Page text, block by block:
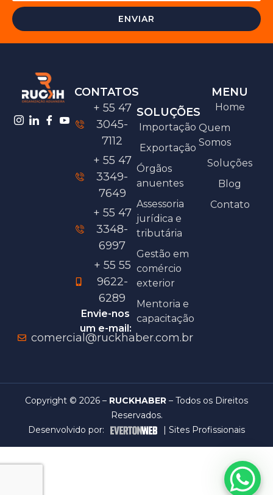
ENVIAR
CONTATOS
+ 55 47
3045-
7112
+ 55 47
3349-
7649
+ 55 47
3348-
6997
+ 55 55
9622-
6289
Envie-nos
um e-mail:
comercial@ruckhaber.com.br
SOLUÇÕES
Importação
Exportação
Órgãos
anuentes
Assessoria
jurídica e
tributária
Gestão em
comércio
exterior
Mentoria e
capacitação
MENU
Home
Quem
Somos
Soluções
Blog
Contato
Copyright © 2026 – RUCKHABER – Todos os Direitos
Reservados.
Desenvolvido por:
|Sites Profissionais